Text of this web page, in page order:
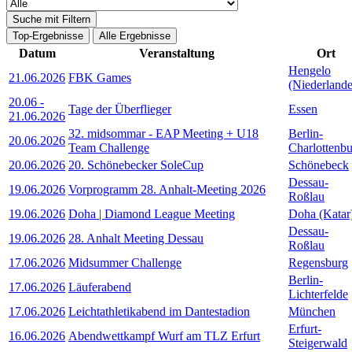
Suche mit Filtern
Top-Ergebnisse
Alle Ergebnisse
Datum Veranstaltung
Ort
21.06.2026 FBK Games
Hengelo
20.06 -
21.06.2026
Tage der Überflieger Essen
20.06.2026
32. midsommar - EAP Meeting + U18
Team Challenge
Berlin-
20.06.2026 20. Schönebecker SoleCup
Schönebeck
19.06.2026 Vorprogramm 28. Anhalt-Meeting 2026
Dessau-
Roßlau
19.06.2026 Doha | Diamond League Meeting
Doha
19.06.2026 28. Anhalt Meeting Dessau
Dessau-
Roßlau
17.06.2026 Midsummer Challenge
Regensburg
17.06.2026 Läuferabend
Berlin-
Lichterfelde
17.06.2026 Leichtathletikabend im Dantestadion
München
16.06.2026 Abendwettkampf Wurf am TLZ Erfurt
Erfurt-
Steigerwald